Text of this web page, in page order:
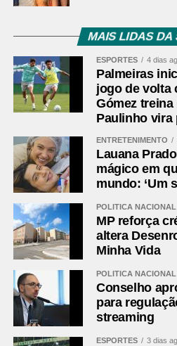
MAIS LIDAS DA
ESPORTES 4 dias
Palmeiras
jogo de volta
Gómez
Paulinho vira
ENTRETENIMENTO
Lauana
mágico em
mundo: ‘Um
POLÍTICA NACIONAL
MP reforça
altera
Minha Vida
POLÍTICA NACIONAL
Conselho
para
streaming
ESPORTES 3 dias